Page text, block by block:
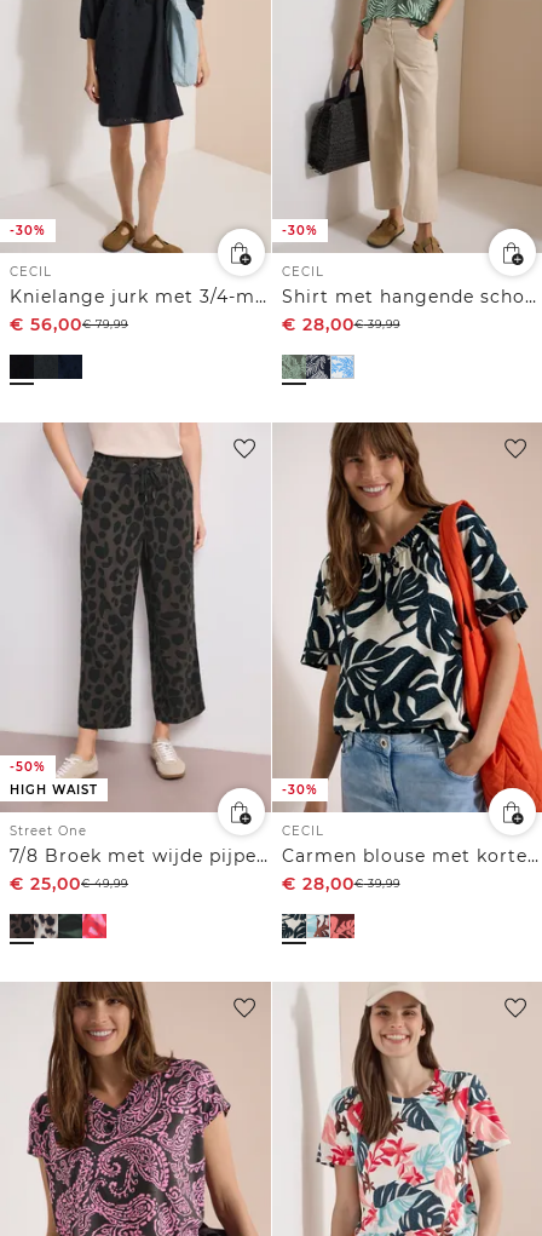
-30%
CECIL
Knielange jurk met 3/4-mouwen en borduursel
€ 56,00€79,99
-30%
CECIL
Shirt met hangende schouder en print
€ 28,00€39,99
-50%
HIGH WAIST
Street One
7/8 Broek met wijde pijpen in Loose Fit met print
€ 25,00€49,99
-30%
CECIL
Carmen blouse met korte mouwen en bladprint
€ 28,00€39,99